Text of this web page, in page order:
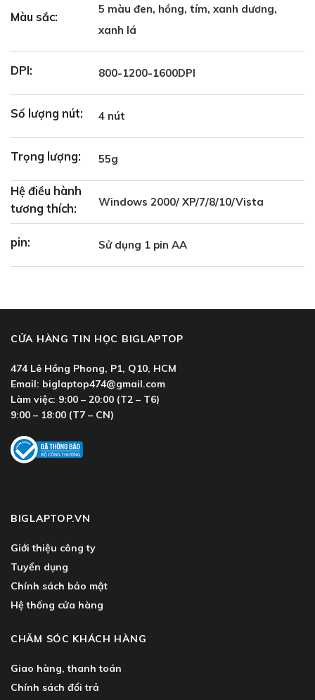
Màu sắc:
5 màu đen, hồng, tím, xanh dương,
xanh lá
DPI: 800-1200-1600DPI
Số lượng nút: 4 nút
Trọng lượng: 55g
Hệ điều hành
tương thích:
Windows 2000/ XP/7/8/10/Vista
pin: Sử dụng 1 pin AA
CỬA HÀNG TIN HỌC BIGLAPTOP
474 Lê Hồng Phong, P1, Q10, HCM
Email: biglaptop474@gmail.com
Làm việc: 9:00 – 20:00 (T2 – T6)
9:00 – 18:00 (T7 – CN)
BIGLAPTOP.VN
Giới thiệu công ty
Tuyển dụng
Chính sách bảo mật
Hệ thống cửa hàng
CHĂM SÓC KHÁCH HÀNG
Giao hàng, thanh toán
Chính sách đổi trả